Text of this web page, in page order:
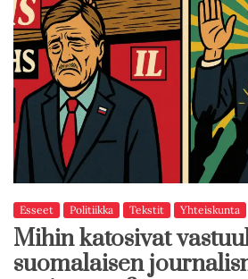
Esseet Politiikka Tekstit Yhteiskunta
Mihin katosivat
suomalaisen